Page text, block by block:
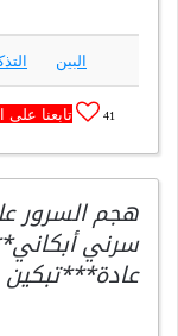
البين
41 تابعنا على
هجم السرور
سرني